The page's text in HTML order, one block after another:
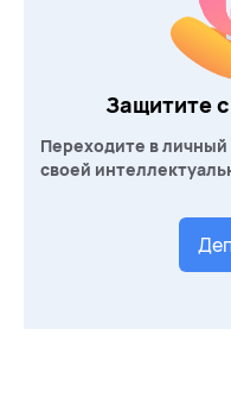
Защитите
Переходите в личный
своей